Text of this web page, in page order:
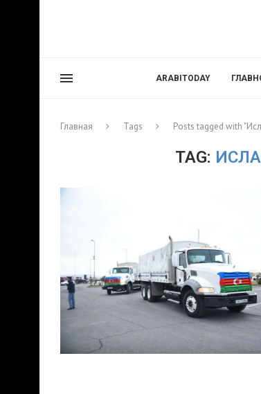
ARABITODAY
Главная Tags Posts tagged with
TAG: